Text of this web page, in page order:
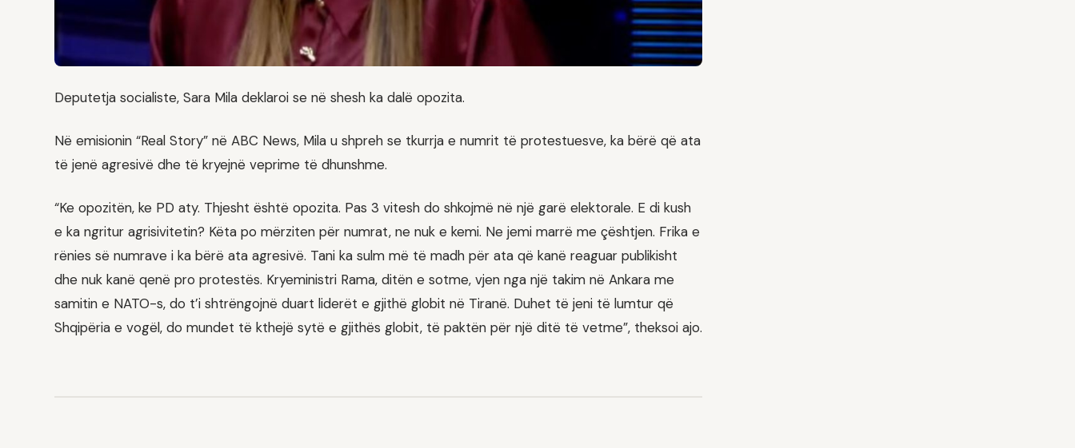
Deputetja socialiste, Sara Mila deklaroi se në shesh ka dalë opozita.
Në emisionin “Real Story” në ABC News, Mila u shpreh se tkurrja e numrit të protestuesve, ka bërë që ata
të jenë agresivë dhe të kryejnë veprime të dhunshme.
“Ke opozitën, ke PD aty. Thjesht është opozita. Pas 3 vitesh do shkojmë në një garë elektorale. E di kush
e ka ngritur agrisivitetin? Këta po mërziten për numrat, ne nuk e kemi. Ne jemi marrë me çështjen. Frika e
rënies së numrave i ka bërë ata agresivë. Tani ka sulm më të madh për ata që kanë reaguar publikisht
dhe nuk kanë qenë pro protestës. Kryeministri Rama, ditën e sotme, vjen nga një takim në Ankara me
samitin e NATO-s, do t’i shtrëngojnë duart liderët e gjithë globit në Tiranë. Duhet të jeni të lumtur që
Shqipëria e vogël, do mundet të kthejë sytë e gjithës globit, të paktën për një ditë të vetme”, theksoi ajo.